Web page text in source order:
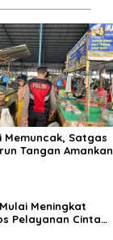
Memuncak, Satgas
Tangan Amankan
Meningkat
Pelayanan Cinta